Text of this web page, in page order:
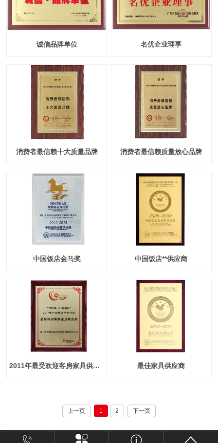
诚信品牌单位 名优企业理事
消费者最信赖十大质量品牌 消费者最信赖质量放心品牌
中国饭店金马奖 中国饭店**供应商
2011年最受欢迎客房家具供应商 最佳家具供应商
上一页 1 2 下一页
粤ICP备15043541号